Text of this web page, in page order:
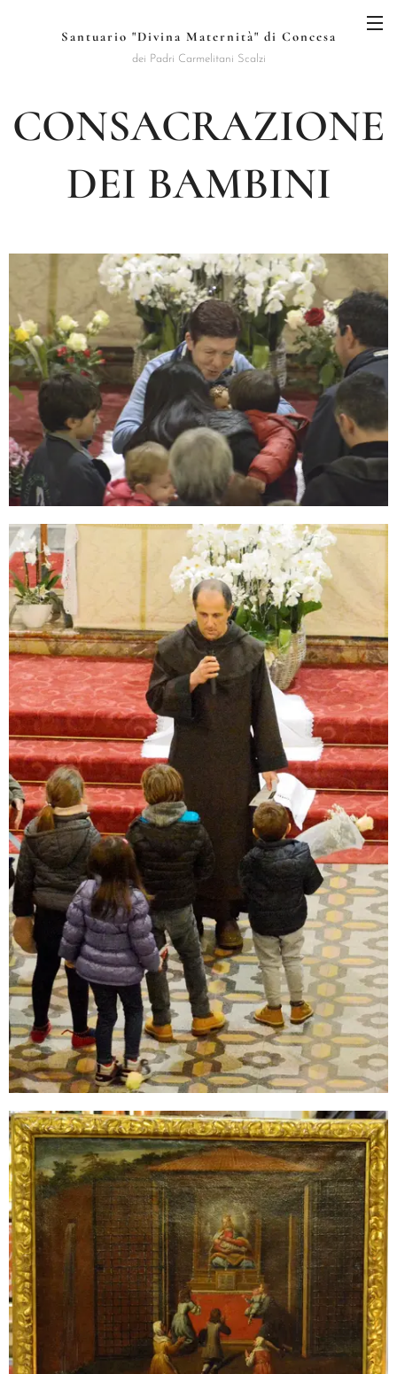
Santuario "Divina Maternità" di Concesa
dei Padri Carmelitani Scalzi
CONSACRAZIONE
DEI BAMBINI